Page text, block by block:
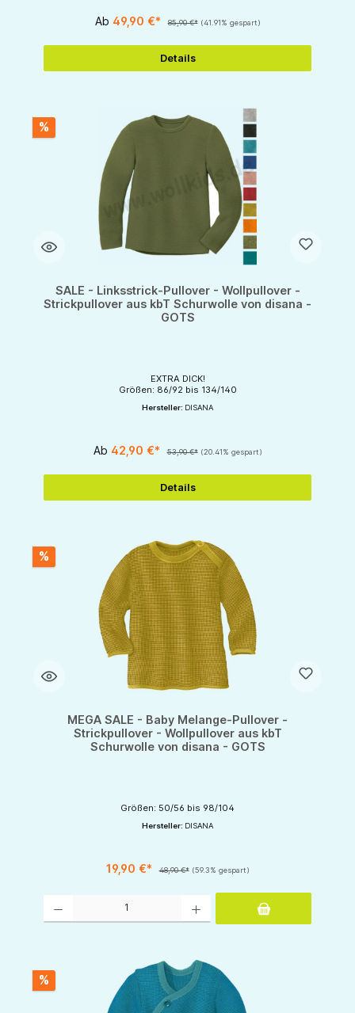
Ab 49,90 €* 85,90 €* (41.91% gespart)
Details
%
SALE - Linksstrick-Pullover - Wollpullover -
Strickpullover aus kbT Schurwolle von disana -
GOTS
EXTRA DICK!
Größen: 86/92 bis 134/140
Hersteller: DISANA
Ab 42,90 €* 53,90 €* (20.41% gespart)
Details
%
MEGA SALE - Baby Melange-Pullover -
Strickpullover - Wollpullover aus kbT
Schurwolle von disana - GOTS
Größen: 50/56 bis 98/104
Hersteller: DISANA
19,90 €* 48,90 €* (59.3% gespart)
%